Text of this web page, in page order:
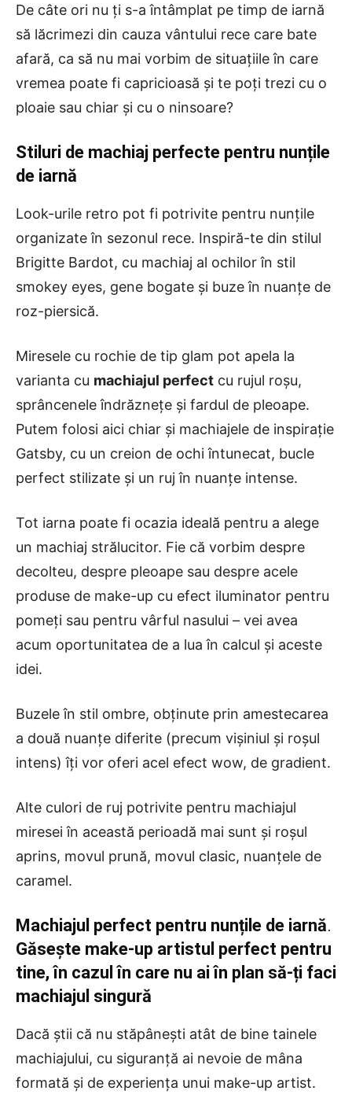
De câte ori nu ți s-a întâmplat pe timp de iarnă
să lăcrimezi din cauza vântului rece care bate
afară, ca să nu mai vorbim de situațiile în care
vremea poate fi capricioasă și te poți trezi cu o
ploaie sau chiar și cu o ninsoare?
Stiluri de machiaj perfecte pentru nunțile
de iarnă
Look-urile retro pot fi potrivite pentru nunțile
organizate în sezonul rece. Inspiră-te din stilul
Brigitte Bardot, cu machiaj al ochilor în stil
smokey eyes, gene bogate și buze în nuanțe de
roz-piersică.
Miresele cu rochie de tip glam pot apela la
varianta cu machiajul perfect cu rujul roșu,
sprâncenele îndrăznețe și fardul de pleoape.
Putem folosi aici chiar și machiajele de inspirație
Gatsby, cu un creion de ochi întunecat, bucle
perfect stilizate și un ruj în nuanțe intense.
Tot iarna poate fi ocazia ideală pentru a alege
un machiaj strălucitor. Fie că vorbim despre
decolteu, despre pleoape sau despre acele
produse de make-up cu efect iluminator pentru
pomeți sau pentru vârful nasului – vei avea
acum oportunitatea de a lua în calcul și aceste
idei.
Buzele în stil ombre, obținute prin amestecarea
a două nuanțe diferite (precum vișiniul și roșul
intens) îți vor oferi acel efect wow, de gradient.
Alte culori de ruj potrivite pentru machiajul
miresei în această perioadă mai sunt și roșul
aprins, movul prună, movul clasic, nuanțele de
caramel.
Machiajul perfect pentru nunțile de iarnă.
Găsește make-up artistul perfect pentru
tine, în cazul în care nu ai în plan să-ți faci
machiajul singură
Dacă știi că nu stăpânești atât de bine tainele
machiajului, cu siguranță ai nevoie de mâna
formată și de experiența unui make-up artist.